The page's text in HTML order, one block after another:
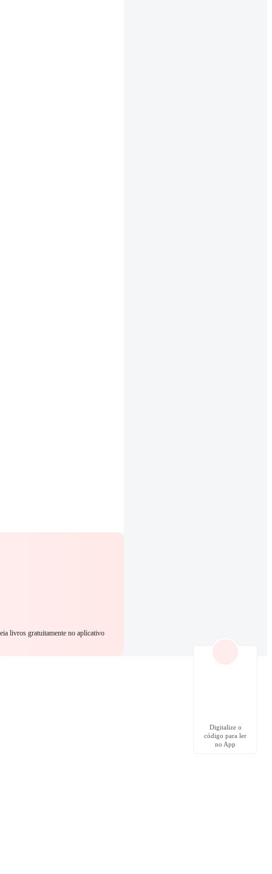
livros gratuitamente no aplicativo
Digitalize o
código para ler
no App